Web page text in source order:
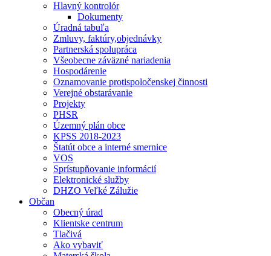
Hlavný kontrolór
Dokumenty
Úradná tabuľa
Zmluvy, faktúry,objednávky
Partnerská spolupráca
Všeobecne záväzné nariadenia
Hospodárenie
Oznamovanie protispoločenskej činnosti
Verejné obstarávanie
Projekty
PHSR
Územný plán obce
KPSS 2018-2023
Štatút obce a interné smernice
VOS
Sprístupňovanie informácií
Elektronické služby
DHZO Veľké Zálužie
Občan
Obecný úrad
Klientske centrum
Tlačivá
Ako vybaviť